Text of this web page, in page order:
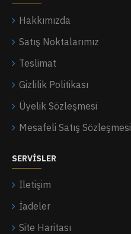
Hakkımızda
Satış Noktalarımız
Teslimat
Gizlilik Politikası
Üyelik Sözleşmesi
Mesafeli Satış Sözleşmesi
SERVISLER
İletişim
İadeler
Site Haritası